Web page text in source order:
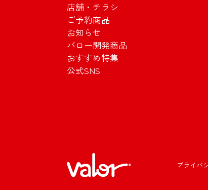
店舗・チラシ
ご予約商品
お知らせ
バロー開発商品
おすすめ特集
公式SNS
プライバ